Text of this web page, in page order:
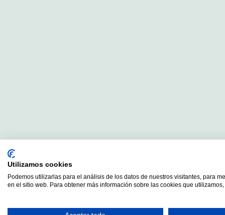
Utilizamos cookies
Podemos utilizarlas para el análisis de los datos de nuestros visitantes, para
en el sitio web. Para obtener más información sobre las cookies que